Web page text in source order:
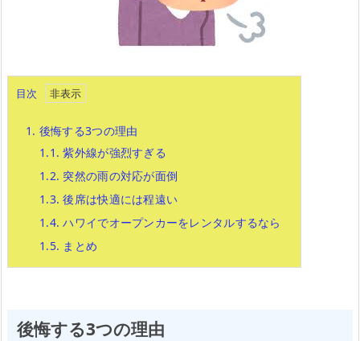
目次
1. 後悔する3つの理由
1.1. 紫外線が強烈すぎる
1.2. 突然の雨の対応が面倒
1.3. 後席は快適には程遠い
1.4. ハワイでオープンカーをレンタルするなら
1.5. まとめ
後悔する3つの理由